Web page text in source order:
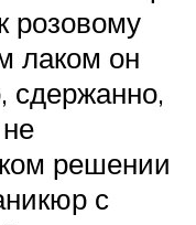
розовому
лаком он
сдержанно,
решении
с